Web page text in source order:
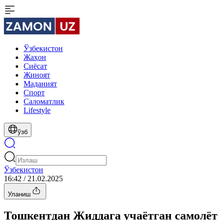
Ўзбекистон
Жаҳон
Сиёсат
Жиноят
Маданият
Спорт
Cаломатлик
Lifestyle
ўзб
Ўзбекистон
16:42 / 21.02.2025
Уланиш
Тошкентдан Жиддага учаётган